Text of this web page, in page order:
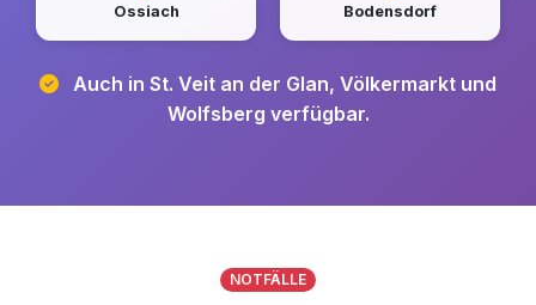
Ossiach Bodensdorf
Auch in St. Veit an der Glan, Völkermarkt und
Wolfsberg verfügbar.
NOTFÄLLE